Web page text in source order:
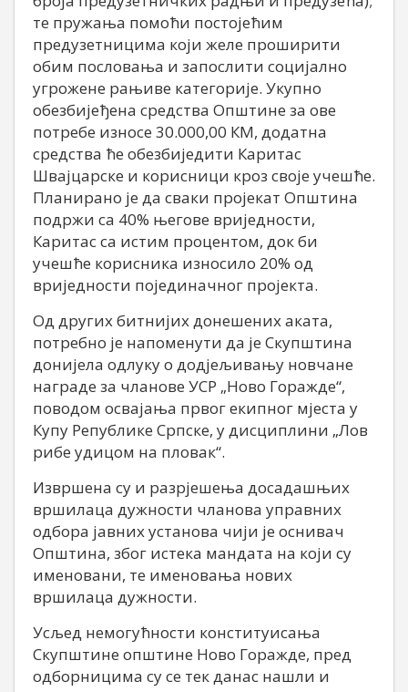
те пружања помоћи постојећим
предузетницима који желе проширити
обим пословања и запослити социјално
угрожене рањиве категорије. Укупно
обезбијеђена средства Општине за ове
потребе износе 30.000,00 КМ, додатна
средства ће обезбиједити Каритас
Швајцарске и корисници кроз своје учешће.
Планирано је да сваки пројекат Општина
подржи са 40% његове вриједности,
Каритас са истим процентом, док би
учешће корисника износило 20% од
вриједности појединачног пројекта.
Од других битнијих донешених аката,
потребно је напоменути да је Скупштина
донијела одлуку о додјељивању новчане
награде за чланове УСР „Ново Горажде“,
поводом освајања првог екипног мјеста у
Купу Републике Српске, у дисциплини „Лов
рибе удицом на пловак“.
Извршена су и разрјешења досадашњих
вршилаца дужности чланова управних
одбора јавних установа чији је оснивач
Општина, због истека мандата на који су
именовани, те именовања нових
вршилаца дужности.
Усљед немогућности конституисања
Скупштине општине Ново Горажде, пред
одборницима су се тек данас нашли и